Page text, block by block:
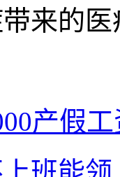
来的
产假